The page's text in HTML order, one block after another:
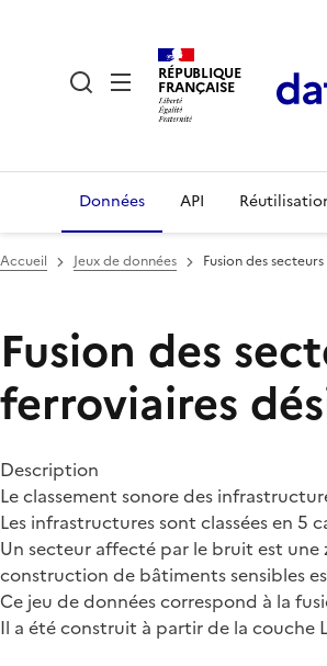
RÉPUBLIQUE
FRANÇAISE
Données API
Accueil Jeux de données Fusion des
Fusion des
ferroviaires
Description
Le classement sonore des
Les infrastructures sont classées en 5
Un secteur affecté par le bruit est une
construction de bâtiments sensibles
Ce jeu de données correspond à la
Il a été construit à partir de la couche